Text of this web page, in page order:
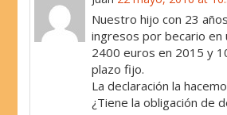
Nuestro hijo con 23
ingresos por becario en
2400 euros en 2015 y
plazo fijo.
La declaración la
¿Tiene la obligación de